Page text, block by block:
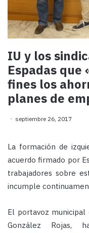
IU y los
Espadas que
fines los
planes de
septiembre 26, 2017
La formación de
acuerdo firmado por
trabajadores sobre
incumple
El portavoz municipal
González Rojas,